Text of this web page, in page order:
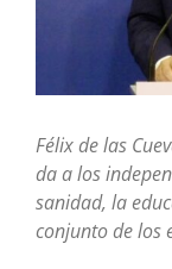
Félix de las
da a los
sanidad, la
conjunto de los